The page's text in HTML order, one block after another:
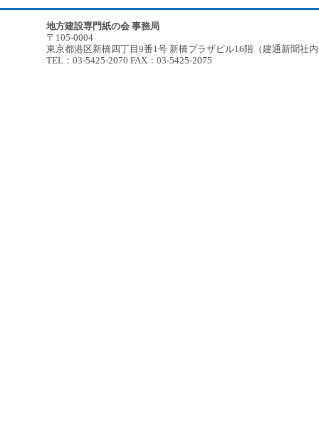
地方建設専門紙の会 事務局
〒105-0004
東京都港区新橋四丁目9番1号 新橋プラザビル16階（建通新聞社
TEL：03-5425-2070 FAX：03-5425-2075